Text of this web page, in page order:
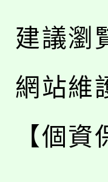
建議瀏
網站維
【個資